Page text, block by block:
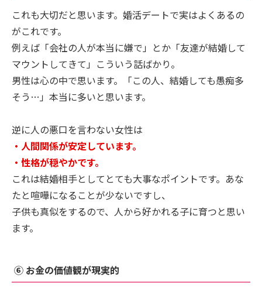
これも大切だと思います。婚活デートで実はよくあるの
がこれです。
例えば「会社の人が本当に嫌で」とか「友達が結婚して
マウントしてきて」こういう話ばかり。
男性は心の中で思います。「この人、結婚しても愚痴多
そう…」本当に多いと思います。
逆に人の悪口を言わない女性は
・人間関係が安定しています。
・性格が穏やかです。
これは結婚相手としてとても大事なポイントです。あな
たと喧嘩になることが少ないですし、
子供も真似をするので、人から好かれる子に育つと思い
ます。
⑥ お金の価値観が現実的